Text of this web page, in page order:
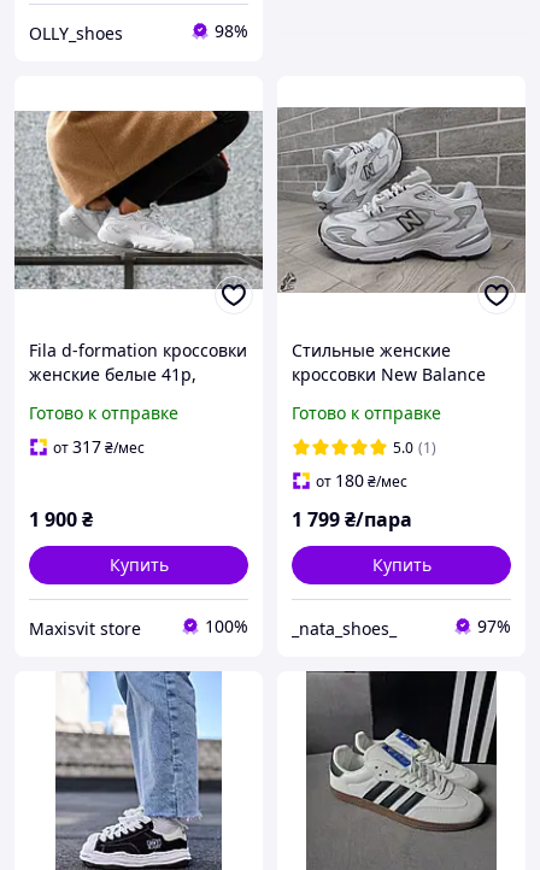
OLLY_shoes 98%
Fila d-formation кроссовки
женские белые 41р,
Готово к отправке
от317₴/мес
1 900₴
Купить
Maxisvit store 100%
Стильные женские
кроссовки New Balance
Готово к отправке
5.0 (1)
от 180₴/мес
1 799₴/пара
Купить
_nata_shoes_ 97%